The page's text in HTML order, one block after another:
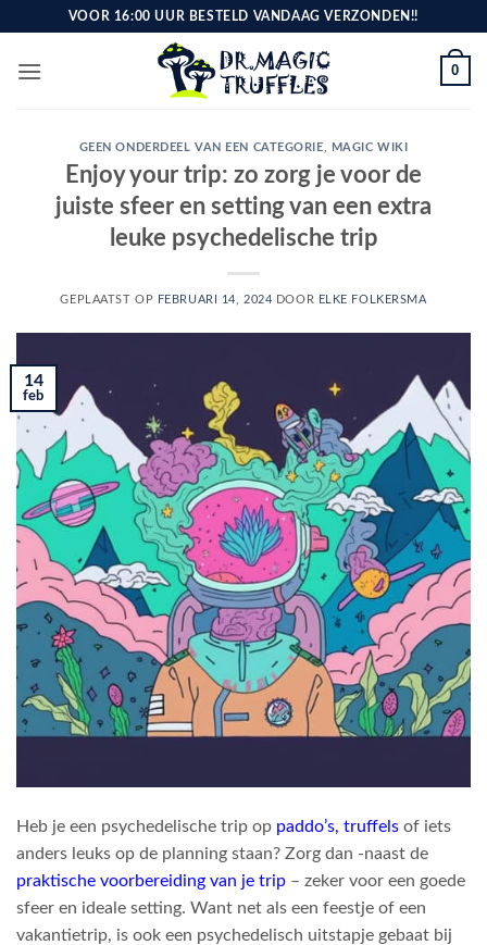
inhoud
VOOR 16:00 UUR BESTELD VANDAAG VERZONDEN!!
0
GEEN ONDERDEEL VAN EEN CATEGORIE MAGIC WIKI
Enjoy your trip: zo zorg je voor de
juiste sfeer en setting van een extra
leuke psychedelische trip
GEPLAATST OP FEBRUARI 14, 2024 DOOR ELKE FOLKERSMA
14
feb
Heb je een psychedelische trip op paddo’s, truffels of iets
anders leuks op de planning staan? Zorg dan -naast de
praktische voorbereiding van je trip – zeker voor een goede
sfeer en ideale setting. Want net als een feestje of een
vakantietrip, is ook een psychedelisch uitstapje gebaat bij